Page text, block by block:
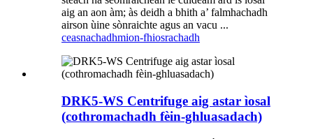
aig an aon àm; às deidh a bhith a’ falmhachadh
airson ùine sònraichte agus an vacu ...
ceasnachadhmion-fhiosrachadh
DRK5-WS Centrifuge aig astar ìosal
(cothromachadh fèin-ghluasadach)